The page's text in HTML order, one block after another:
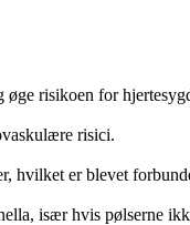
risikoen for
risici.
hvilket er blevet
især hvis pølserne